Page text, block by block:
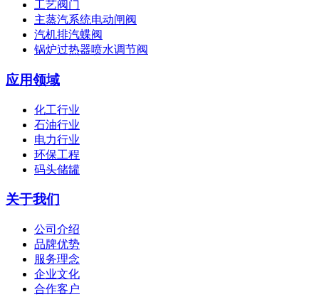
工艺阀门
主蒸汽系统电动闸阀
汽机排汽蝶阀
锅炉过热器喷水调节阀
应用领域
化工行业
石油行业
电力行业
环保工程
码头储罐
关于我们
公司介绍
品牌优势
服务理念
企业文化
合作客户